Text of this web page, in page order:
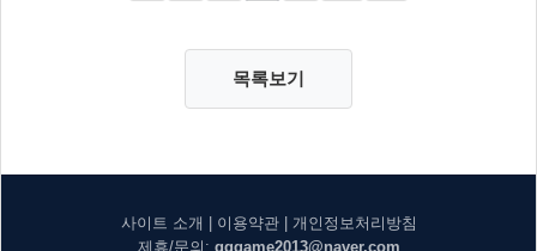
목록보기
사이트 소개 이용약관| 개인정보처리방침
제휴/문의: gggame2013@naver.com